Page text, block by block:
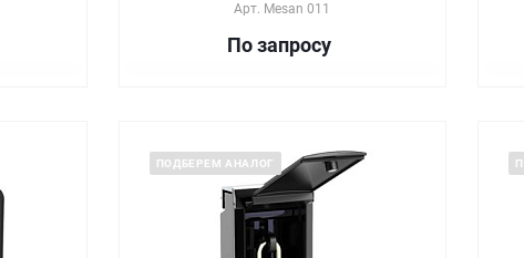
Арт. Mesan 011
По запросу
ПОДБЕРЕМ АНАЛОГ